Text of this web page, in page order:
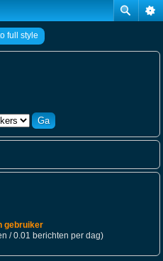
full style
gebruiker
/ 0.01 berichten per dag)